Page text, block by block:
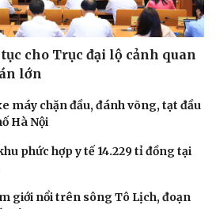
cho Trục đại lộ cảnh quan
lớn
máy chặn đầu, đánh võng, tạt đầu
Hà Nội
phức hợp y tế 14.229 tỉ đồng tại
giới nổi trên sông Tô Lịch, đoạn